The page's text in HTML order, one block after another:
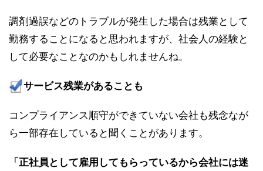
調剤過誤などのトラブルが発生した場合は残業として
勤務することになると思われますが、社会人の経験と
して必要なことなのかもしれませんね。
サービス残業があることも
コンプライアンス順守ができていない会社も残念なが
ら一部存在していると聞くことがあります。
「正社員として雇用してもらっているから会社には迷